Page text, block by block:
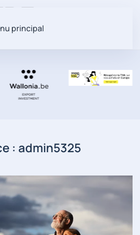
principal
: admin5325